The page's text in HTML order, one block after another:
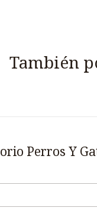
También
Perros Y